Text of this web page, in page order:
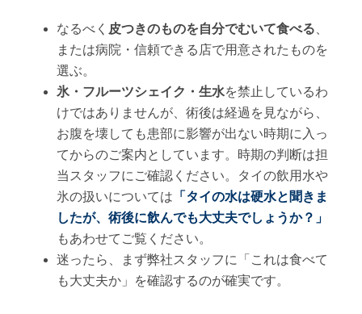
なるべく 皮つきのものを自分でむいて食べる
または病院・信頼できる店で用意されたものを
選ぶ。
氷・フルーツシェイク・生水を禁止しているわ
けではありませんが、術後は経過を見ながら、
お腹を壊しても患部に影響が出ない時期に入っ
てからのご案内としています。時期の判断は担
当スタッフにご確認ください。タイの飲用水や
氷の扱いについては 「タイの水は硬水と聞きま
したが、術後に飲んでも大丈夫でしょうか？」
もあわせてご覧ください。
迷ったら、まず弊社スタッフに「これは食べて
も大丈夫か」を確認するのが確実です。